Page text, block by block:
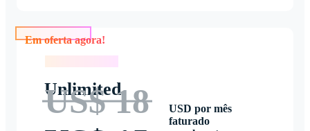
Unlimited
US$ 18
USD por mês
faturado